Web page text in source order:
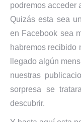
podremos acceder
Quizás esta sea
en Facebook sea
habremos recibido
llegado algún
nuestras
sorpresa se
descubrir.